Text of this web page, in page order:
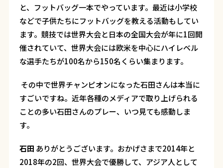
と、フットバッグ一本でやっています。最近は小学校
などで子供たちにフットバッグを教える活動もしてい
ます。競技では世界大会と日本の全国大会が年に1回開
催されていて、世界大会には欧米を中心にハイレベル
な選手たちが100名から150名くらい集まります。
―― その中で世界チャンピオンになった石田さんは本当に
すごいですね。近年各種のメディアで取り上げられる
ことの多い石田さんのプレー、いつ見ても感動しま
す。
石田 ありがとうございます。おかげさまで2014年と
2018年の2回、世界大会で優勝して、アジア人として